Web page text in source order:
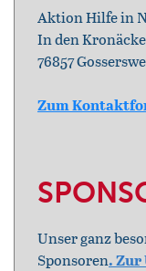
Aktion Hilfe in
In den
76857
Zum
Unser ganz
Sponsoren. Zur